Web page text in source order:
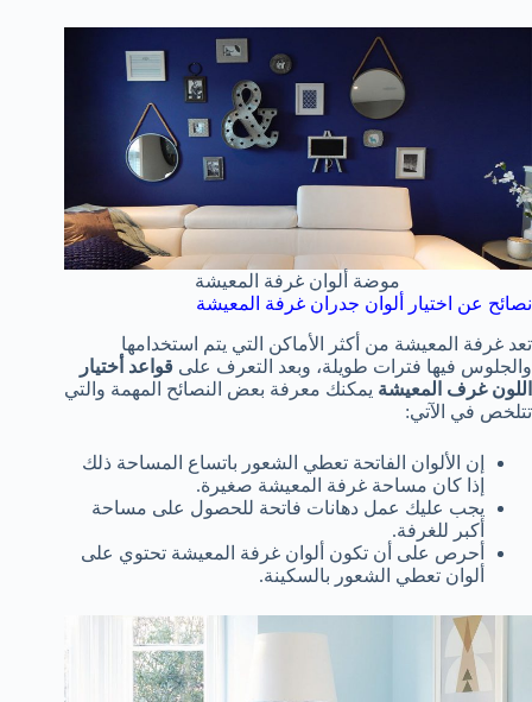
موضة ألوان غرفة المعيشة
نصائح عن اختيار ألوان جدران غرفة المعيشة
تعد غرفة المعيشة من أكثر الأماكن التي يتم استخدامها
والجلوس فيها فترات طويلة، وبعد التعرف على قواعد أختيار
اللون غرف المعيشة يمكنك معرفة بعض النصائح المهمة والتي
تتلخص في الآتي:
إن الألوان الفاتحة تعطي الشعور باتساع المساحة ذلك
إذا كان مساحة غرفة المعيشة صغيرة.
يجب عليك عمل دهانات فاتحة للحصول على مساحة
أكبر للغرفة.
أحرص على أن تكون ألوان غرفة المعيشة تحتوي على
ألوان تعطي الشعور بالسكينة.